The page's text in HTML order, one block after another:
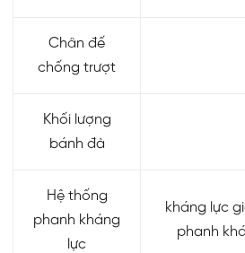
Chân đế
chống trượt
Khối lượng
bánh đà
Hệ thống
phanh kháng
lực
kháng lực
phanh